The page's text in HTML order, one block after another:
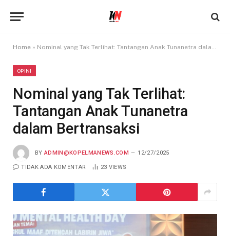
Home » Nominal yang Tak Terlihat: Tantangan Anak Tunanetra dalam Bertransaksi
OPINI
Nominal yang Tak Terlihat:
Tantangan Anak Tunanetra
dalam Bertransaksi
BY ADMIN@KOPELMANEWS.COM 12/27/2025
TIDAK ADA KOMENTAR 23 VIEWS